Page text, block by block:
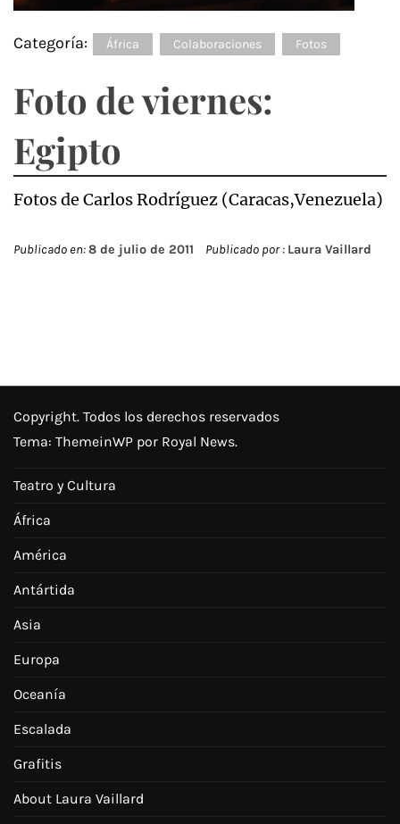
Categoría: África Colaboraciones Fotos
Foto de viernes:
Egipto
Fotos de Carlos Rodríguez (Caracas,Venezuela)
Publicado en:8 de julio de 2011 Publicado por : Laura Vaillard
Copyright. Todos los derechos reservados
Tema: ThemeinWP por Royal News.
Teatro y Cultura
África
América
Antártida
Asia
Europa
Oceanía
Escalada
Grafitis
About Laura Vaillard